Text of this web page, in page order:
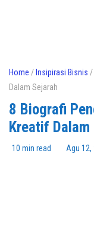
Home / Insipirasi Bisnis /
Dalam Sejarah
8 Biografi
Kreatif Dalam
10 min read Agu 12,